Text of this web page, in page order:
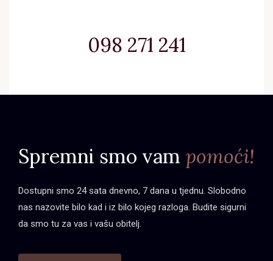
098 271 241
Spremni smo vam pomoći!
Dostupni smo 24 sata dnevno, 7 dana u tjednu. Slobodno
nas nazovite bilo kad i iz bilo kojeg razloga. Budite sigurni
da smo tu za vas i vašu obitelj.